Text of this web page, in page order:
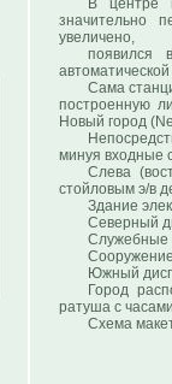
В центре
значительно
увеличено,
появился
Сама
построенную
Новый город
минуя входные
Слева
стойловым э/в
Здание
Северный
Служебные
Южный
Город
ратуша с
Схема